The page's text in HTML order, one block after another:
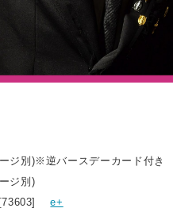
ジ別)※逆バースデーカード付き
ジ別)
[73603]e+